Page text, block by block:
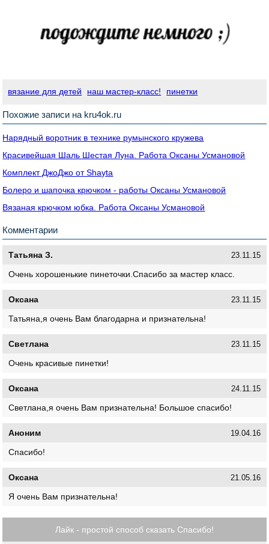
вязание для детей наш мастер-класс! пинетки
Похожие записи на kru4ok.ru
Нарядный воротник в технике румынского кружева
Красивейшая Шаль Шестая Луна. Работа Оксаны Усмановой
Комплект ДжоДжо от Shayta
Болеро и шапочка крючком - работы Оксаны Усмановой
Вязаная крючком юбка. Работа Оксаны Усмановой
Комментарии
Татьяна З. 23.11.15
Очень хорошенькие пинеточки.Спасибо за мастер класс.
Оксана 23.11.15
Татьяна,я очень Вам благодарна и признательна!
Светлана 23.11.15
Очень красивые пинетки!
Оксана 24.11.15
Светлана,я очень Вам признательна! Большое спасибо!
Аноним 19.04.16
Спасибо!
Оксана 21.05.16
Я очень Вам признательна!
Лайк - простой способ сказать Спасибо!